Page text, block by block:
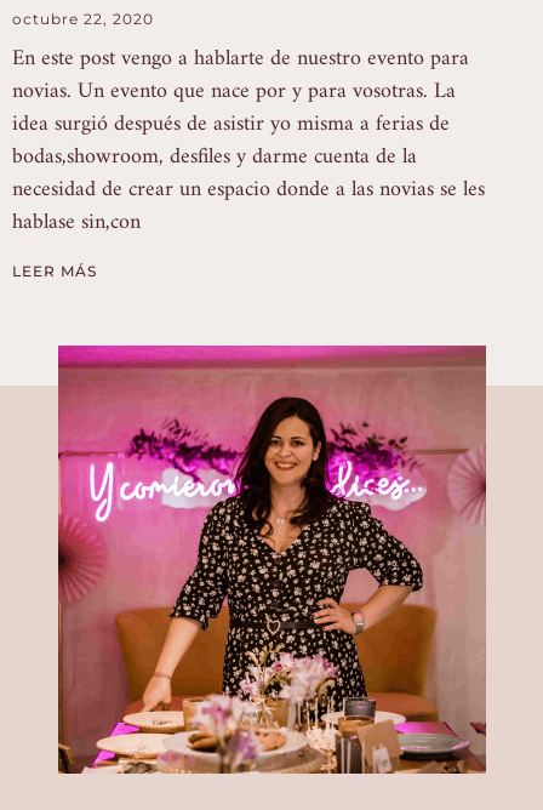
octubre 22, 2020
En este post vengo a hablarte de nuestro evento para
novias. Un evento que nace por y para vosotras. La
idea surgió después de asistir yo misma a ferias de
bodas,showroom, desfiles y darme cuenta de la
necesidad de crear un espacio donde a las novias se les
hablase sin,con
LEER MÁS